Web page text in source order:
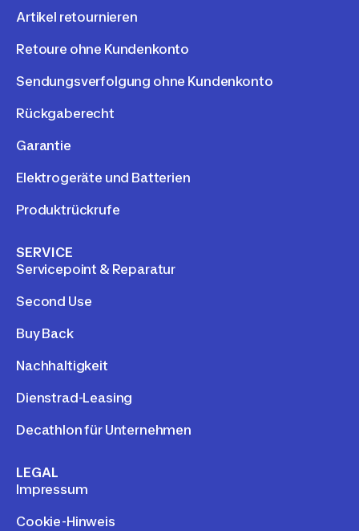
Artikel retournieren
Retoure ohne Kundenkonto
Sendungsverfolgung ohne Kundenkonto
Rückgaberecht
Garantie
Elektrogeräte und Batterien
Produktrückrufe
SERVICE
Servicepoint & Reparatur
Second Use
Buy Back
Nachhaltigkeit
Dienstrad-Leasing
Decathlon für Unternehmen
LEGAL
Impressum
Cookie-Hinweis